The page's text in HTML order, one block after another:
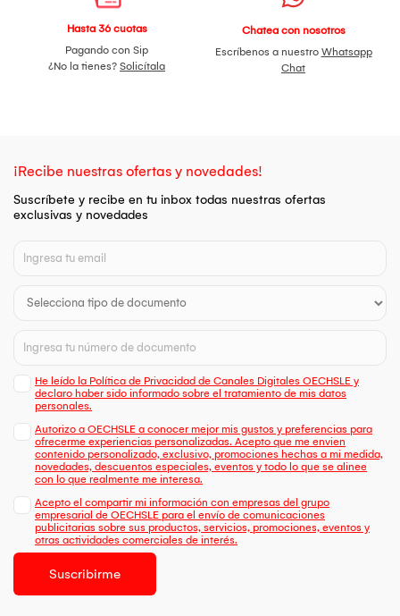
Hasta 36 cuotas
Pagando con Sip
¿No la tienes? Solicítala
Chatea con nosotros
Escríbenos a nuestro Whatsapp
Chat
¡Recibe nuestras ofertas y novedades!
Suscríbete y recibe en tu inbox todas nuestras ofertas
exclusivas y novedades
He leído la Política de Privacidad de Canales Digitales OECHSLE y
declaro haber sido informado sobre el tratamiento de mis datos
personales.
Autorizo a OECHSLE a conocer mejor mis gustos y preferencias para
ofrecerme experiencias personalizadas. Acepto que me envien
contenido personalizado, exclusivo, promociones hechas a mi medida,
novedades, descuentos especiales, eventos y todo lo que se alinee
con lo que realmente me interesa.
Acepto el compartir mi información con empresas del grupo
empresarial de OECHSLE para el envío de comunicaciones
publicitarias sobre sus productos, servicios, promociones, eventos y
otras actividades comerciales de interés.
Suscribirme